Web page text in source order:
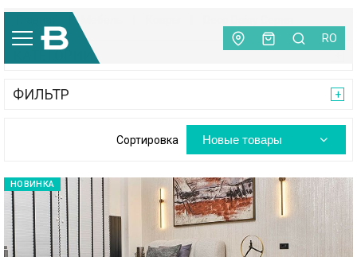
RO
КАТЕГОРИИ
ФИЛЬТР
Сортировка Новые товары
НОВИНКА